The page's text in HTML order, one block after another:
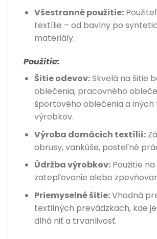
Všestranné použitie:
textílie – od bavlny po
materiály.
Použitie:
Šitie odevov:Skvelá na šitie
oblečenia, pracovného
športového oblečenia a
výrobkov.
Výroba domácich textílií:
obrusy, vankúše, posteľné
Údržba výrobkov:Použitie
zatepľovanie alebo
Priemyselné šitie:Vhodná
textilných prevádzkach, kde
dlhá niť a trvanlivosť.